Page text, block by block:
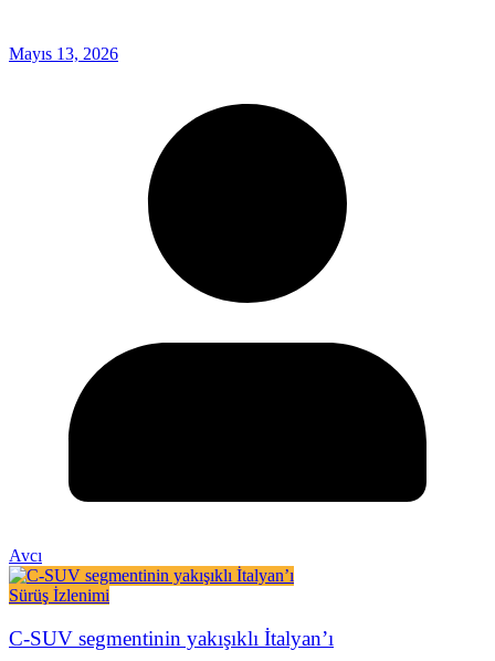
Mayıs 13, 2026
Avcı
Sürüş İzlenimi
C-SUV segmentinin yakışıklı İtalyan’ı